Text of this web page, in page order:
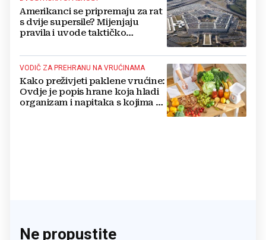
Amerikanci se pripremaju za rat
s dvije supersile? Mijenjaju
pravila i uvode taktičko
VODIČ ZA PREHRANU NA VRUĆINAMA
Kako preživjeti paklene vrućine:
Ovdje je popis hrane koja hladi
organizam i napitaka s kojima si
Ne propustite